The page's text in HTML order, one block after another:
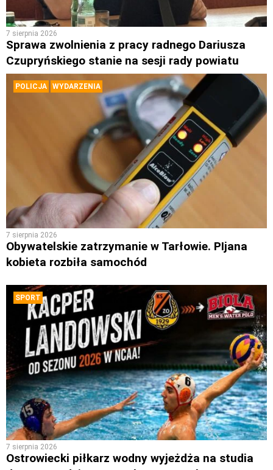
7 sierpnia 2026
Sprawa zwolnienia z pracy radnego Dariusza
Czupryńskiego stanie na sesji rady powiatu
POLICJA WYDARZENIA
7 sierpnia 2026
Obywatelskie zatrzymanie w Tarłowie. PIjana
kobieta rozbiła samochód
SPORT
7 sierpnia 2026
Ostrowiecki piłkarz wodny wyjeżdża na studia